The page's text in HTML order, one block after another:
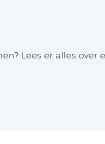
Lees er alles over